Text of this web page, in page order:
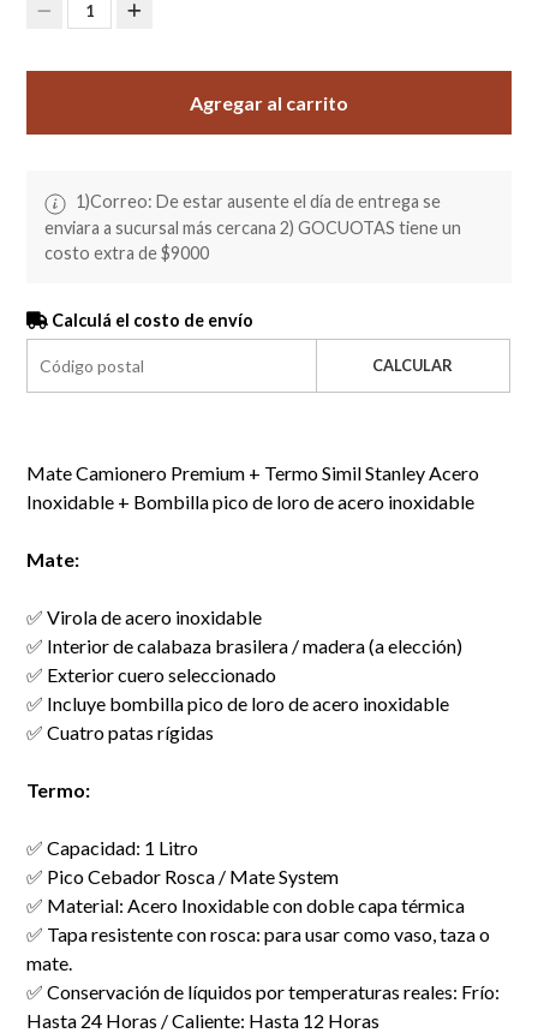
1
Agregar al carrito
1)Correo: De estar ausente el día de entrega se
enviara a sucursal más cercana 2) GOCUOTAS tiene un
costo extra de $9000
Calculá el costo de envío
CALCULAR
Mate Camionero Premium + Termo Simil Stanley Acero
Inoxidable + Bombilla pico de loro de acero inoxidable
Mate:
✅ Virola de acero inoxidable
✅ Interior de calabaza brasilera / madera (a elección)
✅ Exterior cuero seleccionado
✅ Incluye bombilla pico de loro de acero inoxidable
✅ Cuatro patas rígidas
Termo:
✅ Capacidad: 1 Litro
✅ Pico Cebador Rosca / Mate System
✅ Material: Acero Inoxidable con doble capa térmica
✅ Tapa resistente con rosca: para usar como vaso, taza o
mate.
✅ Conservación de líquidos por temperaturas reales: Frío:
Hasta 24 Horas / Caliente: Hasta 12 Horas